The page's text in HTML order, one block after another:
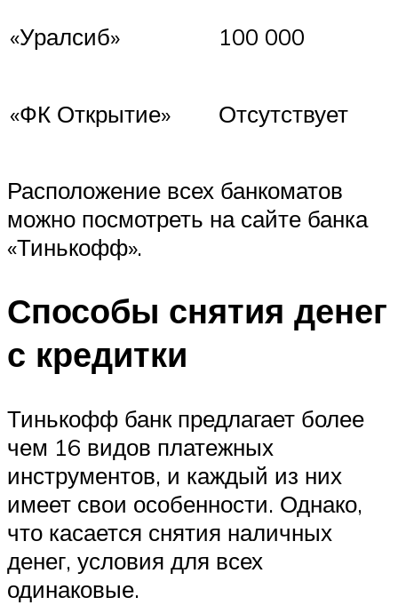
«Уралсиб» 100 000
«ФК Открытие» Отсутствует
Расположение всех банкоматов
можно посмотреть на сайте банка
«Тинькофф».
Способы снятия денег
с кредитки
Тинькофф банк предлагает более
чем 16 видов платежных
инструментов, и каждый из них
имеет свои особенности. Однако,
что касается снятия наличных
денег, условия для всех
одинаковые.